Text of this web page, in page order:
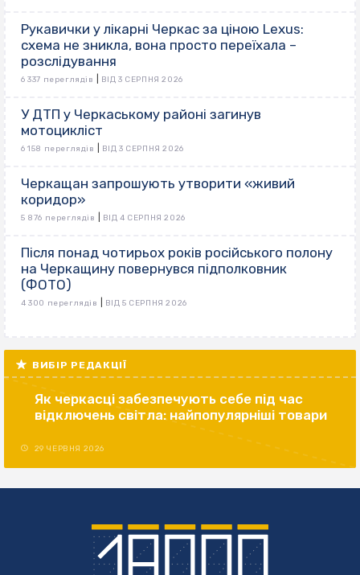
Рукавички у лікарні Черкас за ціною Lexus:
схема не зникла, вона просто переїхала –
розслідування
6 337 переглядів ВІД 3 СЕРПНЯ 2026
У ДТП у Черкаському районі загинув
мотоцикліст
6 158 переглядів ВІД 3 СЕРПНЯ 2026
Черкащан запрошують утворити «живий
коридор»
5 876 переглядів ВІД 4 СЕРПНЯ 2026
Після понад чотирьох років російського полону
на Черкащину повернувся підполковник
(ФОТО)
4 300 переглядів ВІД 5 СЕРПНЯ 2026
ВИБІР РЕДАКЦІЇ
Як черкасці забезпечують себе під час
відключень світла: найпопулярніші товари
29 ЧЕРВНЯ 2026